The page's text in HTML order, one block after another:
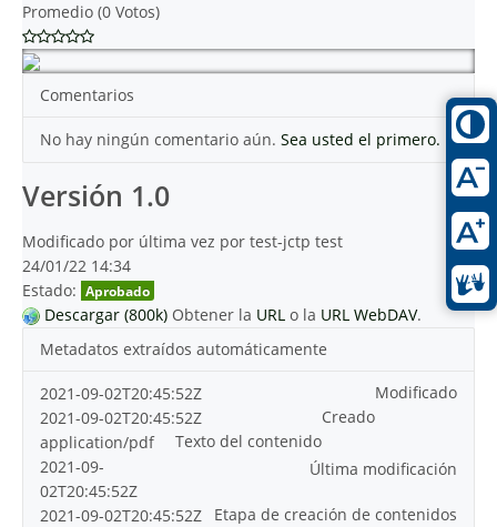
Promedio (0 Votos)
Comentarios
No hay ningún comentario aún. Sea usted el primero.
Versión 1.0
Modificado por última vez por test-jctp test
24/01/22 14:34
Estado: Aprobado
Descargar (800k) Obtener la URL o la URL WebDAV.
Metadatos extraídos automáticamente
Modificado
2021-09-02T20:45:52Z
Creado
2021-09-02T20:45:52Z
Texto del contenido
application/pdf
Última modificación
2021-09-
02T20:45:52Z
Etapa de creación de contenidos
2021-09-02T20:45:52Z